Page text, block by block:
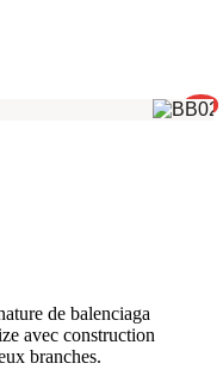
0
de balenciaga
avec construction
branches.